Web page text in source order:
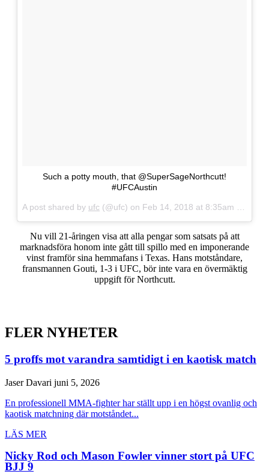
Such a potty mouth, that @SuperSageNorthcutt!
#UFCAustin
A post shared by ufc (@ufc) on Feb 14, 2018 at 8:35am PST
Nu vill 21-åringen visa att alla pengar som satsats på att
marknadsföra honom inte gått till spillo med en imponerande
vinst framför sina hemmafans i Texas. Hans motståndare,
fransmannen Gouti, 1-3 i UFC, bör inte vara en övermäktig
uppgift för Northcutt.
FLER NYHETER
5 proffs mot varandra samtidigt i en kaotisk match
Jaser Davari juni 5, 2026
En professionell MMA-fighter har ställt upp i en högst ovanlig och
kaotisk matchning där motståndet...
LÄS MER
Nicky Rod och Mason Fowler vinner stort på UFC
BJJ 9